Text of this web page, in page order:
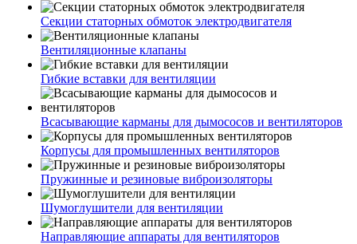
Секции статорных обмоток электродвигателя
Вентиляционные клапаны
Гибкие вставки для вентиляции
Всасывающие карманы для дымососов и вентиляторов
Корпусы для промышленных вентиляторов
Пружинные и резиновые виброизоляторы
Шумоглушители для вентиляции
Направляющие аппараты для вентиляторов